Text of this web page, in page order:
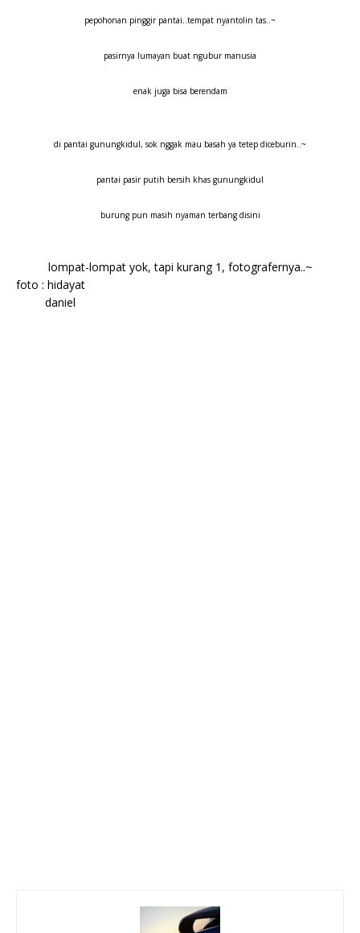
pepohonan pinggir pantai..tempat nyantolin tas..~
pasirnya lumayan buat ngubur manusia
enak juga bisa berendam
di pantai gunungkidul, sok nggak mau basah ya tetep diceburin..~
pantai pasir putih bersih khas gunungkidul
burung pun masih nyaman terbang disini
lompat-lompat yok, tapi kurang 1, fotografernya..~
foto : hidayat
daniel